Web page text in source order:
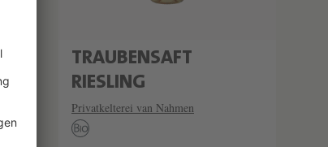
TRAUBENSAFT
RIESLING
Privatkelterei van Nahmen